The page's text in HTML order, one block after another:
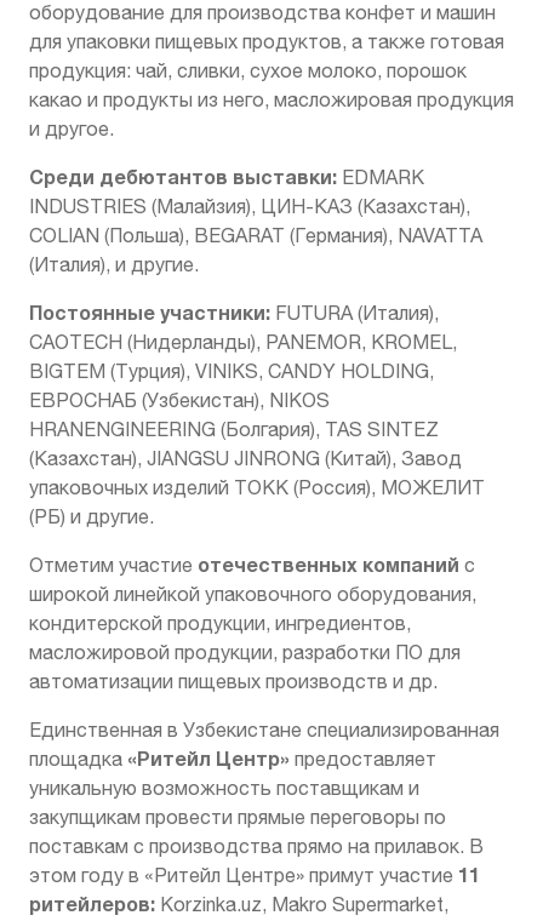
оборудование для производства конфет и машин
для упаковки пищевых продуктов, а также готовая
продукция: чай, сливки, сухое молоко, порошок
какао и продукты из него, масложировая продукция
и другое.
Среди дебютантов выставки: EDMARK
INDUSTRIES (Малайзия), ЦИН-КАЗ (Казахстан),
COLIAN (Польша), BEGARAT (Германия), NAVATTA
(Италия), и другие.
Постоянные участники: FUTURA (Италия),
CAOTECH (Нидерланды), PANEMOR, KROMEL,
BIGTEM (Турция), VINIKS, CANDY HOLDING,
ЕВРОСНАБ (Узбекистан), NIKOS
HRANENGINEERING (Болгария), TAS SINTEZ
(Казахстан), JIANGSU JINRONG (Китай), Завод
упаковочных изделий TOKK (Россия), МОЖЕЛИТ
(РБ) и другие.
Отметим участие отечественных компаний с
широкой линейкой упаковочного оборудования,
кондитерской продукции, ингредиентов,
масложировой продукции, разработки ПО для
автоматизации пищевых производств и др.
Единственная в Узбекистане специализированная
площадка «Ритейл Центр» предоставляет
уникальную возможность поставщикам и
закупщикам провести прямые переговоры по
поставкам с производства прямо на прилавок. В
этом году в «Ритейл Центре» примут участие 11
ритейлеров: Korzinka.uz, Makro Supermarket,